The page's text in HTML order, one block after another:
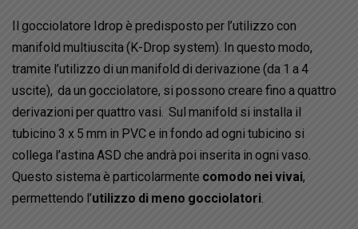
Il gocciolatore Idrop è predisposto per l’utilizzo con
manifold multiuscita (K-Drop system). In questo modo,
tramite l’utilizzo di un manifold di derivazione (da 1 a 4
uscite), da un gocciolatore, si possono creare fino a quattro
derivazioni per quattro vasi. Sul manifold si installa il
tubicino 3 x 5 mm in PVC e in fondo ad ogni tubicino si
collega l’astina ASD che andrà poi inserita in ogni vaso.
Questo sistema è particolarmente comodo nei vivai,
permettendo l’utilizzo di meno gocciolatori.